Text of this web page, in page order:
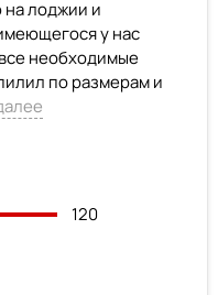
лоджии и
у нас
необходимые
по размерам и
120